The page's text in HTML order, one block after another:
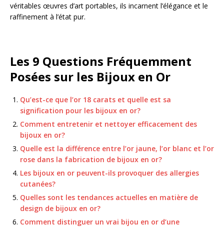
véritables œuvres d’art portables, ils incarnent l’élégance et le
raffinement à l’état pur.
Les 9 Questions Fréquemment
Posées sur les Bijoux en Or
Qu’est-ce que l’or 18 carats et quelle est sa
signification pour les bijoux en or?
Comment entretenir et nettoyer efficacement des
bijoux en or?
Quelle est la différence entre l’or jaune, l’or blanc et l’or
rose dans la fabrication de bijoux en or?
Les bijoux en or peuvent-ils provoquer des allergies
cutanées?
Quelles sont les tendances actuelles en matière de
design de bijoux en or?
Comment distinguer un vrai bijou en or d’une